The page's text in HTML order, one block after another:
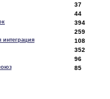
37
44
394
259
интеграция 108
352
96
85